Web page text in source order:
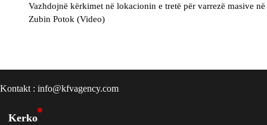
Vazhdojnë kërkimet në lokacionin e tretë për varrezë masive në
Zubin Potok (Video)
Kontakt : info@kfvagency.com
Kerko